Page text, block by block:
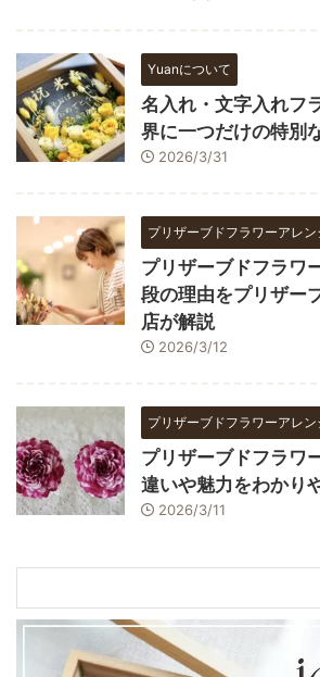
Yuanについて
名入れ・文字入れフ
界に一つだけの特別
2026/3/31
プリザーブドフラワーアレン
プリザーブドフラワ
段の理由をプリザー
店が解説
2026/3/12
プリザーブドフラワーアレン
プリザーブドフラワ
違いや魅力をわかり
2026/3/11